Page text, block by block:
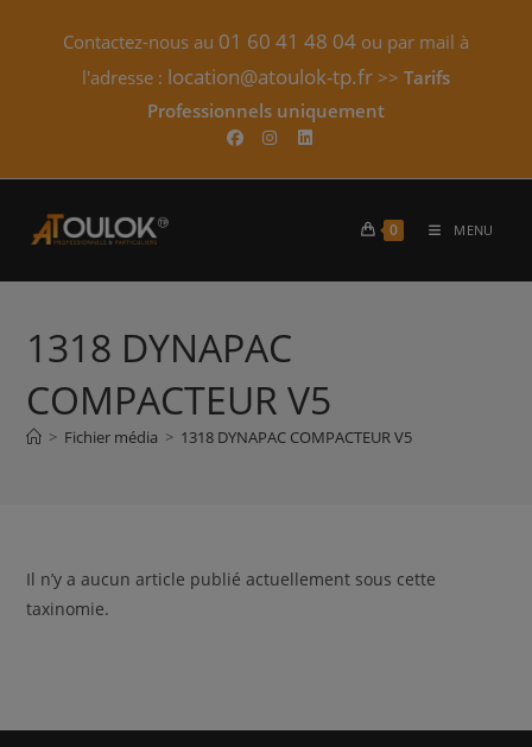
Contactez-nous au 01 60 41 48 04 ou par mail à
l'adresse : location@atoulok-tp.fr >> Tarifs
Professionnels uniquement​
0 MENU
1318 DYNAPAC
COMPACTEUR V5
> Fichier média > 1318 DYNAPAC COMPACTEUR V5
Il n’y a aucun article publié actuellement sous cette
taxinomie.